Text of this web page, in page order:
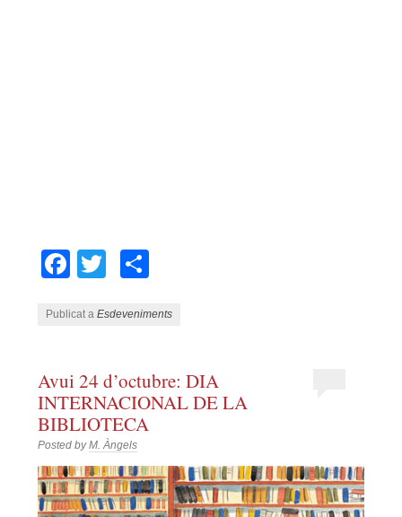
Facebook
Twitter
Publicat aEsdeveniments
Avui 24 d’octubre: DIA
INTERNACIONAL DE LA
BIBLIOTECA
Posted byM. Àngels